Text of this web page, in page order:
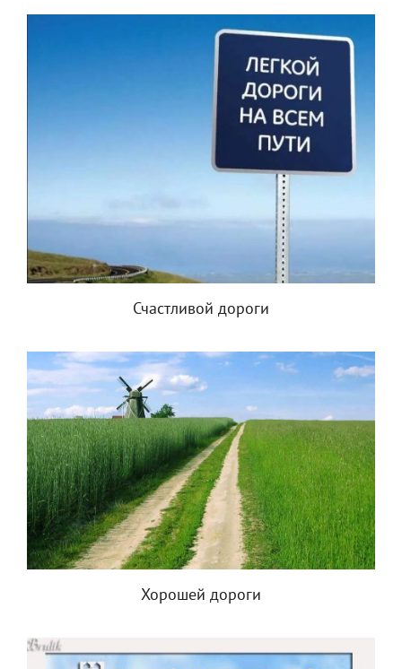
Счастливой дороги
Хорошей дороги